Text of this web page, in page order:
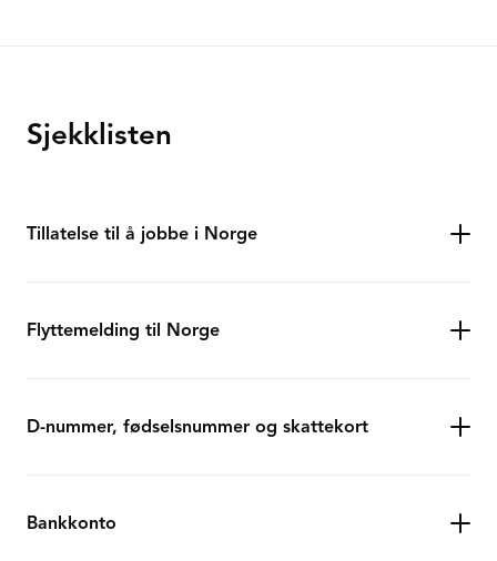
Sjekklisten
Tillatelse til å jobbe i Norge
Flyttemelding til Norge
D-nummer, fødselsnummer og skattekort
Bankkonto